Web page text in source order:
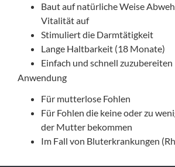
Baut auf natürliche Weise
Vitalität auf
Stimuliert die Darmtätigkeit
Lange Haltbarkeit (18 Monate)
Einfach und schnell zuzubereiten
Anwendung
Für mutterlose Fohlen
Für Fohlen die keine oder zu
der Mutter bekommen
Im Fall von Bluterkrankungen